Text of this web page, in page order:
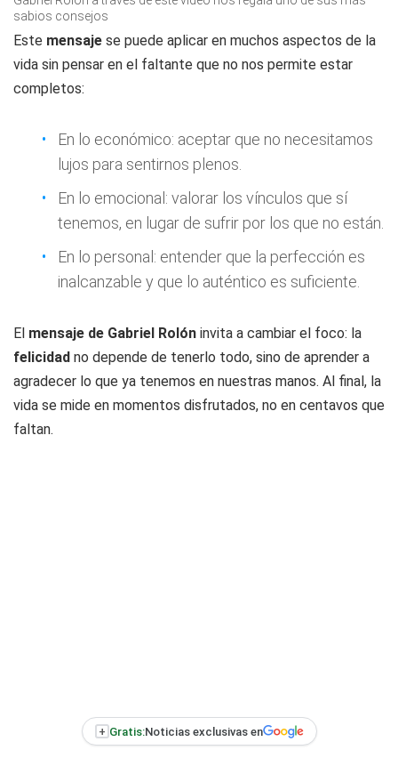
sabios consejos
Este mensaje se puede aplicar en muchos aspectos de la
vida sin pensar en el faltante que no nos permite estar
completos:
En lo económico: aceptar que no necesitamos
lujos para sentirnos plenos.
En lo emocional: valorar los vínculos que sí
tenemos, en lugar de sufrir por los que no están.
En lo personal: entender que la perfección es
inalcanzable y que lo auténtico es suficiente.
El mensaje de Gabriel Rolón invita a cambiar el foco: la
felicidad no depende de tenerlo todo, sino de aprender a
agradecer lo que ya tenemos en nuestras manos. Al final, la
vida se mide en momentos disfrutados, no en centavos que
faltan.
+ Gratis:Noticias exclusivas en